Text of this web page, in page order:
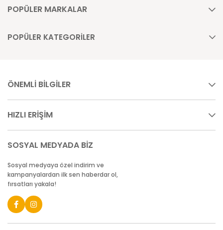
POPÜLER MARKALAR
POPÜLER KATEGORİLER
ÖNEMLİ BİLGİLER
HIZLI ERİŞİM
SOSYAL MEDYADA BİZ
Sosyal medyaya özel indirim ve
kampanyalardan ilk sen haberdar ol,
fırsatları yakala!